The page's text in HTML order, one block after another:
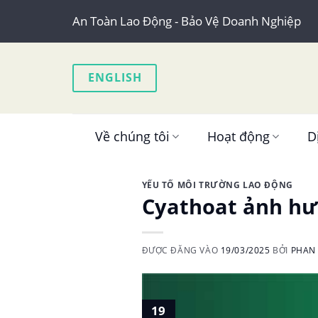
content
An Toàn Lao Động - Bảo Vệ Doanh Nghiệp
ENGLISH
Về chúng tôi Hoạt động
YẾU TỐ MÔI TRƯỜNG LAO ĐỘNG
Cyathoat ảnh
ĐƯỢC ĐĂNG VÀO 19/03/2025 BỞI
19